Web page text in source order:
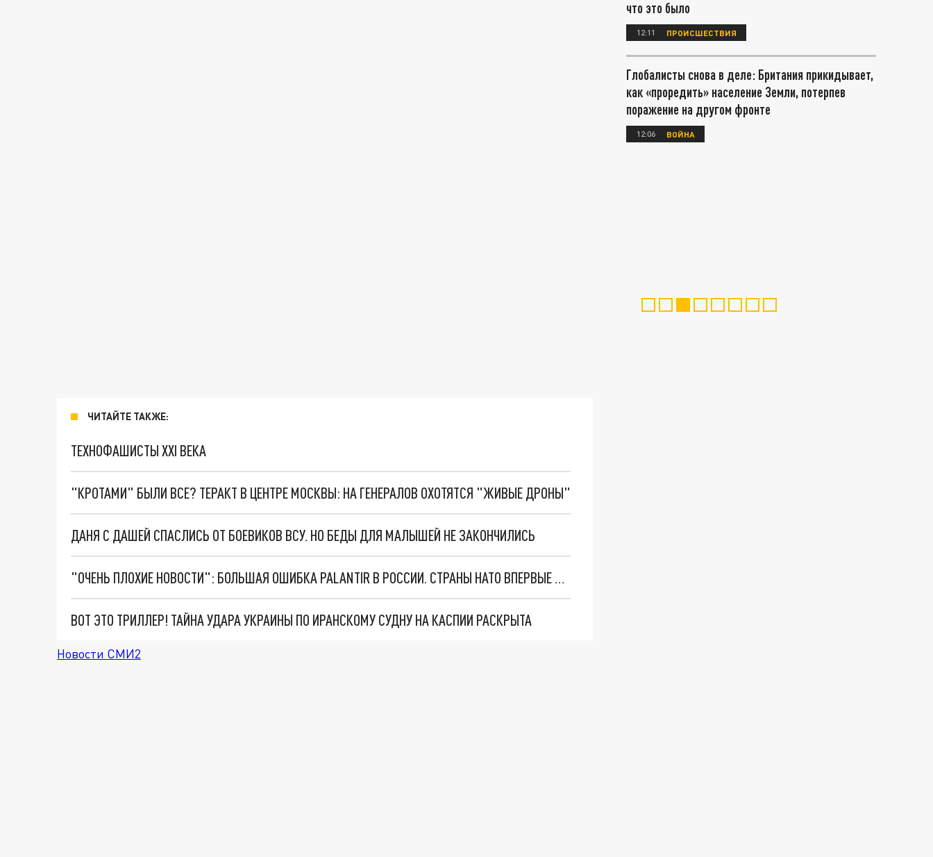
ЧИТАЙТЕ ТАКЖЕ:
ТЕХНОФАШИСТЫ XXI ВЕКА
"КРОТАМИ" БЫЛИ ВСЕ? ТЕРАКТ В ЦЕНТРЕ МОСКВЫ: НА ГЕНЕРАЛОВ ОХОТЯТСЯ "ЖИВЫЕ ДРОНЫ"
ДАНЯ С ДАШЕЙ СПАСЛИСЬ ОТ БОЕВИКОВ ВСУ. НО БЕДЫ ДЛЯ МАЛЫШЕЙ НЕ ЗАКОНЧИЛИСЬ
"ОЧЕНЬ ПЛОХИЕ НОВОСТИ": БОЛЬШАЯ ОШИБКА PALANTIR В РОССИИ. СТРАНЫ НАТО ВПЕРВЫЕ ЗА СВО ОСТАНОВИЛИ ПОСТАВКИ ОРУЖИЯ. ВСУ ТЕРЯЮТ ПРИГРАНИЧЬЕ?
ВОТ ЭТО ТРИЛЛЕР! ТАЙНА УДАРА УКРАИНЫ ПО ИРАНСКОМУ СУДНУ НА КАСПИИ РАСКРЫТА
Новости СМИ2
что это было
12:11 ПРОИСШЕСТВИЯ
Глобалисты снова в деле: Британия прикидывает,
как «проредить» население Земли, потерпев
поражение на другом фронте
12:06 ВОЙНА